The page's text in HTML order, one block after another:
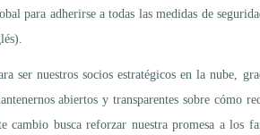
para adherirse a todas las medidas de
nuestros socios estratégicos en la nube,
abiertos y transparentes sobre cómo
cambio busca reforzar nuestra promesa a